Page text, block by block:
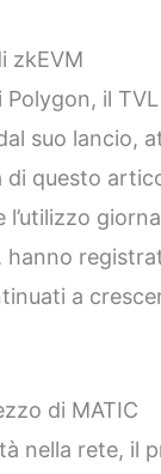
zkEVM
il
suo lancio,
di questo
l’utilizzo
a
di MATIC
nella rete, il